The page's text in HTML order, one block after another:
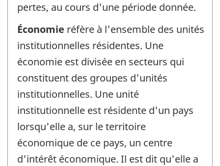
pertes, au cours d'une période donnée.
Économie réfère à l'ensemble des unités
institutionnelles résidentes. Une
économie est divisée en secteurs qui
constituent des groupes d'unités
institutionnelles. Une unité
institutionnelle est résidente d'un pays
lorsqu'elle a, sur le territoire
économique de ce pays, un centre
d'intérêt économique. Il est dit qu'elle a